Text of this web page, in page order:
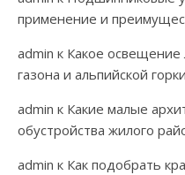
применение и
admin к Какое освещение
газона и альпийской горки
admin к Какие малые
обустройства жилого
admin к Как подобрать